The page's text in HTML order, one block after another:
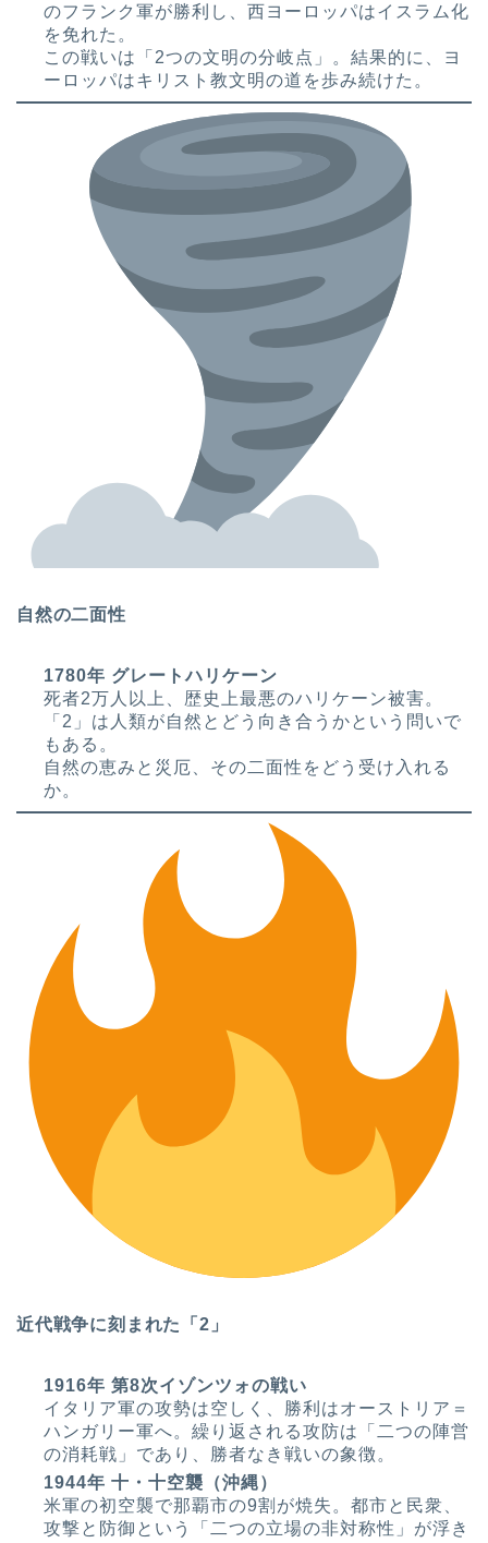
のフランク軍が勝利し、西ヨーロッパはイスラム化
を免れた。
この戦いは「2つの文明の分岐点」。結果的に、ヨ
ーロッパはキリスト教文明の道を歩み続けた。
自然の二面性
1780年 グレートハリケーン
死者2万人以上、歴史上最悪のハリケーン被害。
「2」は人類が自然とどう向き合うかという問いで
もある。
自然の恵みと災厄、その二面性をどう受け入れる
か。
近代戦争に刻まれた「2」
1916年 第8次イゾンツォの戦い
イタリア軍の攻勢は空しく、勝利はオーストリア＝
ハンガリー軍へ。繰り返される攻防は「二つの陣営
の消耗戦」であり、勝者なき戦いの象徴。
1944年 十・十空襲（沖縄）
米軍の初空襲で那覇市の9割が焼失。都市と民衆、
攻撃と防御という「二つの立場の非対称性」が浮き